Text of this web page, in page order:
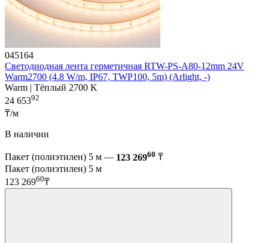
045164
Светодиодная лента герметичная RTW-PS-A80-12mm 24V
Warm2700 (4.8 W/m, IP67, TWP100, 5m) (Arlight, -)
Warm | Тёплый 2700 K
24 65392
₸/м
В наличии
Пакет (полиэтилен) 5 м — 123 26960 ₸
Пакет (полиэтилен) 5 м
123 26960₸